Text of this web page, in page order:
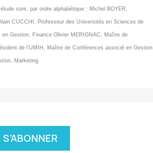
sont, par ordre alphabétique : Michel BOYER,
CUCCHI, Professeur des Universités en Sciences de
Gestion, Finance Olivier MERIGNAC, Maître de
de l’UMIH, Maître de Conférences associé en Gestion
Marketing